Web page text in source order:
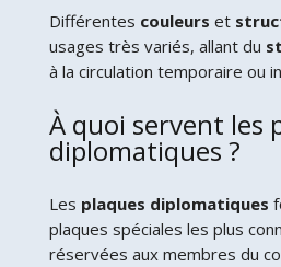
Différentes couleurs et
usages très variés, allant du
à la circulation temporaire ou
À quoi servent les
diplomatiques ?
Les plaques diplomatiques
plaques spéciales les plus
réservées aux membres du